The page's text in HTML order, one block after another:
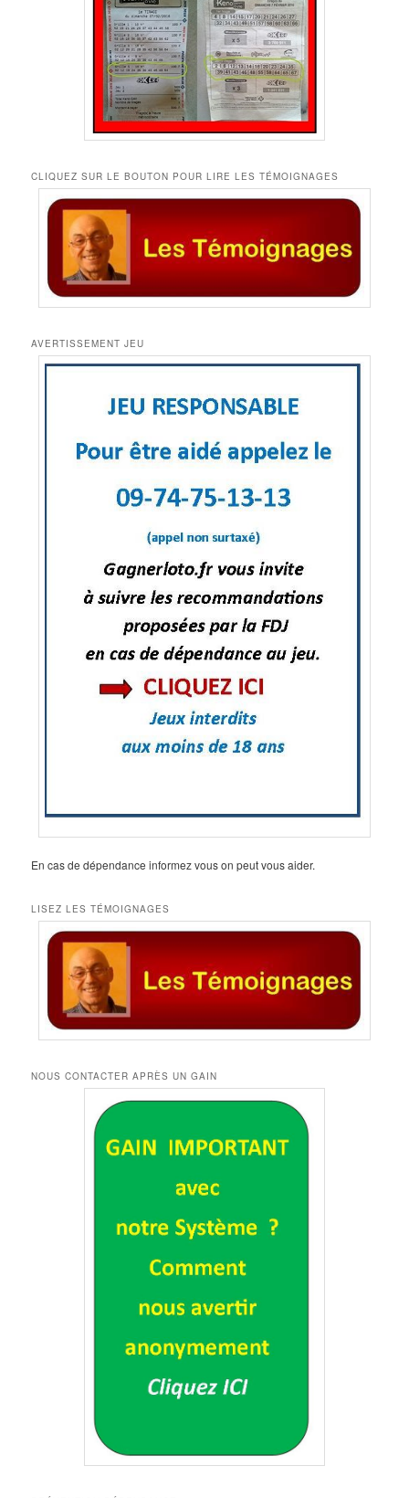
CLIQUEZ SUR LE BOUTON POUR LIRE LES TÉMOIGNAGES
AVERTISSEMENT JEU
En cas de dépendance informez vous on peut vous aider.
LISEZ LES TÉMOIGNAGES
NOUS CONTACTER APRÈS UN GAIN